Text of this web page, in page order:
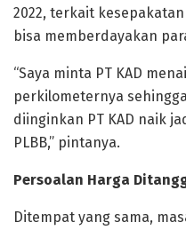
2022, terkait
bisa memberdayakan
“Saya minta PT KAD
perkilometernya
diinginkan PT KAD naik
PLBB,” pintanya.
Persoalan Harga
Ditempat yang sama,